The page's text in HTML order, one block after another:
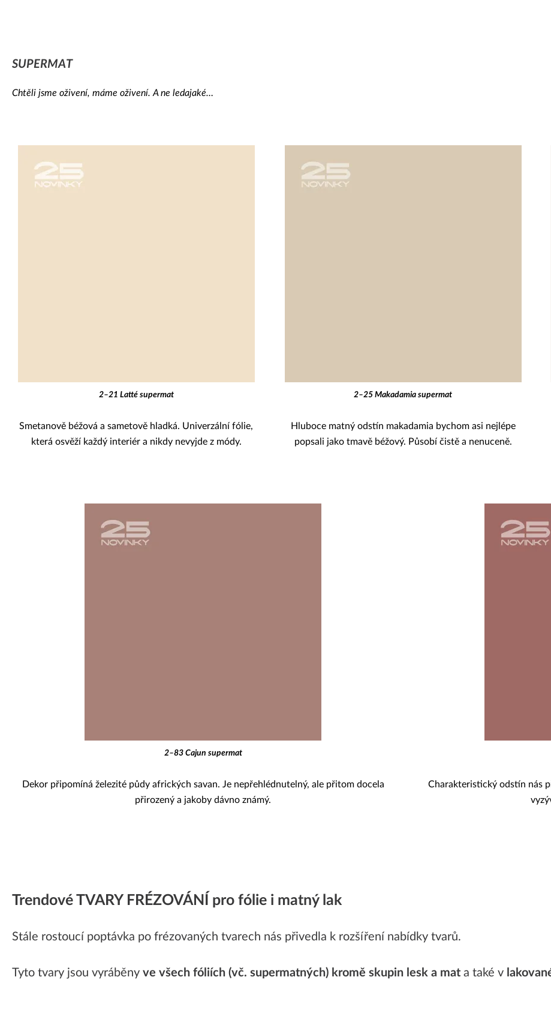
SUPERMAT
Chtěli jsme oživení, máme oživení. A ne ledajaké…
2–21 Latté supermat
Smetanově béžová a sametově hladká. Univerzální fólie,
která osvěží každý interiér a nikdy nevyjde z módy.
2–25 Makadamia supermat
Hluboce matný odstín makadamia bychom asi nejlépe
popsali jako tmavě béžový. Působí čistě a nenuceně.
2–83 Cajun supermat
Dekor připomíná železité půdy afrických savan. Je nepřehlédnutelný, ale přitom docela
přirozený a jakoby dávno známý.
Charakteristický odstín nás
Trendové TVARY FRÉZOVÁNÍ pro fólie i matný lak
Stále rostoucí poptávka po frézovaných tvarech nás přivedla k rozšíření nabídky tvarů.
Tyto tvary jsou vyráběny ve všech fóliích (vč. supermatných) kromě skupin lesk a mat a také v